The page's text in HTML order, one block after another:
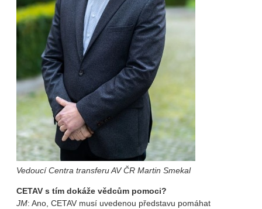
Vedoucí Centra transferu AV ČR Martin Smekal
CETAV s tím dokáže vědcům pomoci?
JM: Ano, CETAV musí uvedenou představu pomáhat